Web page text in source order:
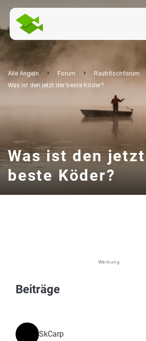
Alle Angeln Forum
Raubfischforum
Was ist den jetzt der beste Köder?
Was ist den
beste Köder?
Werbung
Beiträge
SkCarp